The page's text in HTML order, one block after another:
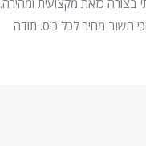
כזאת מקצועית ומהירה.
חשוב מחיר לכל כיס. תודה